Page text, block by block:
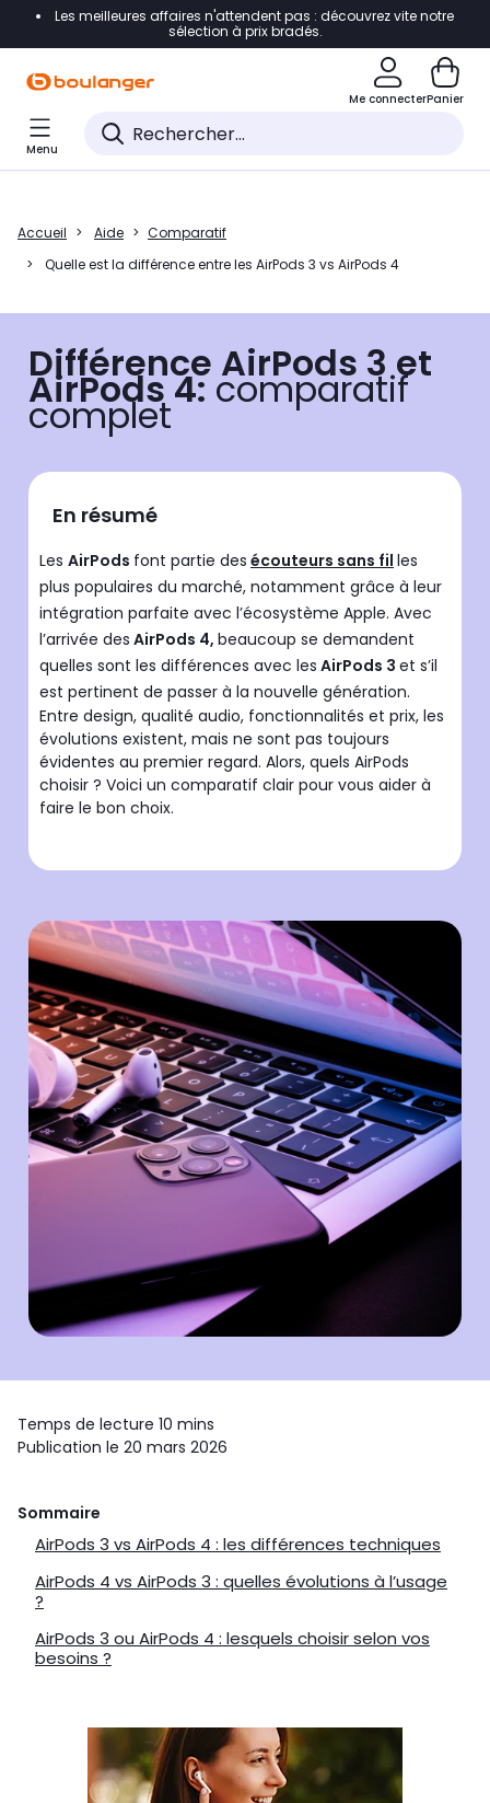
Accéder directement à la navigation
Accéder directement au pied de page
Accéder directement au chatbot
Les meilleures affaires n'attendent pas : découvrez vite notre
sélection à prix bradés.
Me connecterPanier
Menu
Accueil Aide
Comparatif
Quelle est la différence entre les AirPods 3 vs AirPods 4
Différence AirPods 3 et
AirPods 4:comparatif
complet
En résumé
Les AirPods font partie des écouteurs sans fil les
plus populaires du marché, notamment grâce à leur
intégration parfaite avec l’écosystème Apple. Avec
l’arrivée des AirPods 4, beaucoup se demandent
quelles sont les différences avec les AirPods 3 et s’il
est pertinent de passer à la nouvelle génération.
Entre design, qualité audio, fonctionnalités et prix, les
évolutions existent, mais ne sont pas toujours
évidentes au premier regard. Alors, quels AirPods
choisir ? Voici un comparatif clair pour vous aider à
faire le bon choix.
Temps de lecture 10 mins
Publication le 20 mars 2026
Sommaire
AirPods 3 vs AirPods 4 : les différences techniques
AirPods 4 vs AirPods 3 : quelles évolutions à l’usage
?
AirPods 3 ou AirPods 4 : lesquels choisir selon vos
besoins ?